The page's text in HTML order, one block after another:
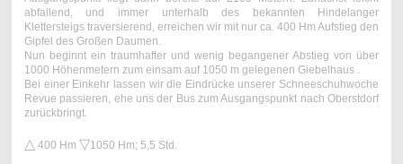
abfallend, und immer unterhalb des bekannten Hindelanger
Klettersteigs traversierend, erreichen wir mit nur ca. 400 Hm Aufstieg den
Gipfel des Großen Daumen.
Nun beginnt ein traumhafter und wenig begangener Abstieg von über
1000 Höhenmetern zum einsam auf 1050 m gelegenen Giebelhaus .
Bei einer Einkehr lassen wir die Eindrücke unserer Schneeschuhwoche
Revue passieren, ehe uns der Bus zum Ausgangspunkt nach Oberstdorf
zurückbringt.
△ 400 Hm ▽1050 Hm ; 5,5 Std.